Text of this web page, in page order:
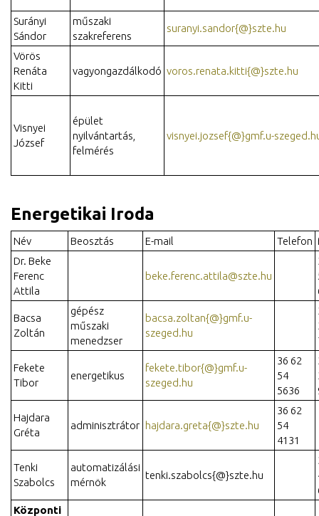
Surányi
Sándor
műszaki
szakreferens
suranyi.sandor{@}szte.hu
Vörös
Renáta
Kitti
vagyongazdálkodó voros.renata.kitti{@}szte.hu
Visnyei
József
épület
nyilvántartás,
felmérés
visnyei.jozsef{@}gmf.u-
Energetikai Iroda
Név Beosztás E-mail Telefon
Dr. Beke
Ferenc
Attila
beke.ferenc.attila@szte.hu
Bacsa
Zoltán
gépész
műszaki
menedzser
bacsa.zoltan{@}gmf.u-
szeged.hu
Fekete
Tibor
energetikus
fekete.tibor{@}gmf.u-
szeged.hu
36 62
54
5636
Hajdara
Gréta
adminisztrátor hajdara.greta{@}szte.hu
36 62
54
4131
Tenki
Szabolcs
automatizálási
mérnök
tenki.szabolcs{@}szte.hu
Központi